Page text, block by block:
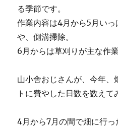
る季節です。
作業内容は4月から5月い
や、側溝掃除。
6月からは草刈りが主な作
山小舎おじさんが、今年、
トに費やした日数を数えて
4月から7月の間で畑に行っ